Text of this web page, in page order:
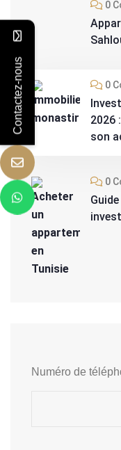
0
0
2026
son
0
Numéro de
Contactez-nous